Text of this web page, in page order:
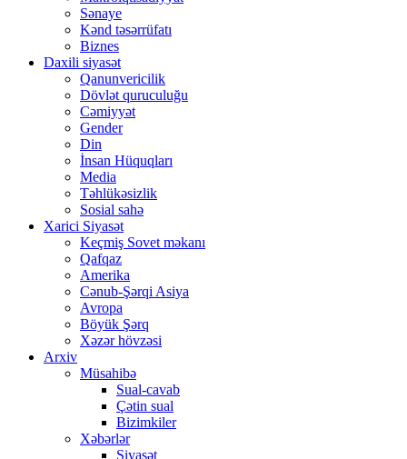
Sənaye
Kənd təsərrüfatı
Biznes
Daxili siyasət
Qanunvericilik
Dövlət quruculuğu
Cəmiyyət
Gender
Din
İnsan Hüquqları
Media
Təhlükəsizlik
Sosial sahə
Xarici Siyasət
Keçmiş Sovet məkanı
Qafqaz
Amerika
Cənub-Şərqi Asiya
Avropa
Böyük Şərq
Xəzər hövzəsi
Arxiv
Müsahibə
Sual-cavab
Çətin sual
Bizimkiler
Xəbərlər
Siyasət